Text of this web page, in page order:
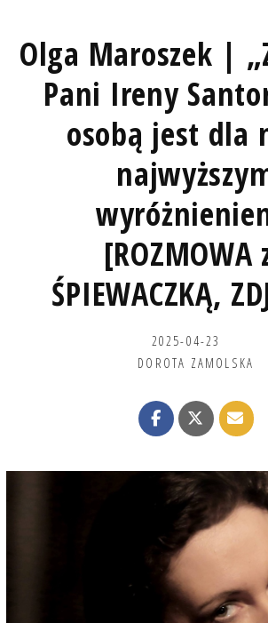
Olga Maroszek |
Pani Ireny
osobą jest dla
[ROZMOWA
ŚPIEWACZKĄ,
2025-04-23
DOROTA ZAMOLSKA